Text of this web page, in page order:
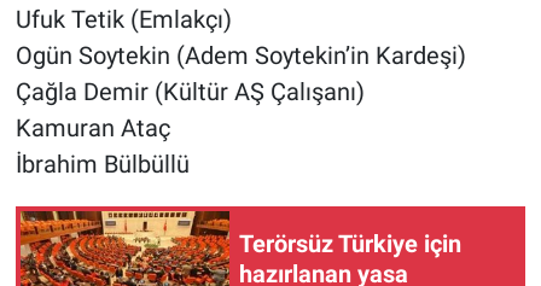
Ufuk Tetik (Emlakçı)
Ogün Soytekin (Adem Soytekin’in Kardeşi)
Çağla Demir (Kültür AŞ Çalışanı)
Kamuran Ataç
İbrahim Bülbüllü
Terörsüz Türkiye için
hazırlanan yasa